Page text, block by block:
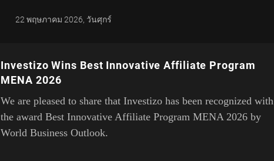
22 พฤษภาคม 2026, วันศุกร์
Investizo Wins Best Innovative Affiliate Program
MENA 2026
We are pleased to share that Investizo has been recognized with
the award Best Innovative Affiliate Program MENA 2026 by
World Business Outlook.